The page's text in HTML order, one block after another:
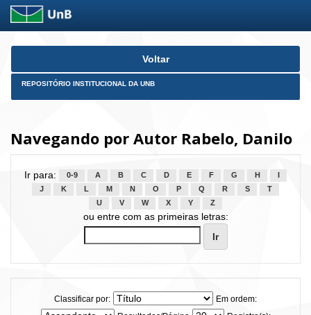
Skip
Voltar
REPOSITÓRIO INSTITUCIONAL DA UNB
Navegando por Autor Rabelo, Danilo
Ir para: 0-9 A B C D E F G H
J
K L M N O P Q R S
T
U
V W X Y Z
ou entre com as primeiras letras:
Classificar por:
Em ordem: